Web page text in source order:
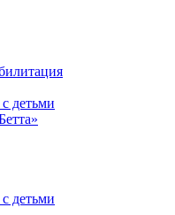
детьми
детьми